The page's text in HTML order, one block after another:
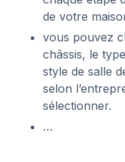
de votre
vous pouvez
châssis, le
style de salle
selon
sélectionner.
…